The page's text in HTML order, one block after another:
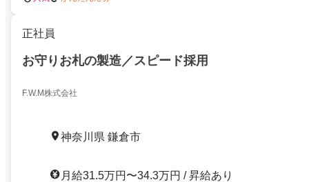
正社員
お守りお札の製造／スピード採用
F.W.M株式会社
神奈川県 鎌倉市
月給31.5万円〜34.3万円 / 昇給あり